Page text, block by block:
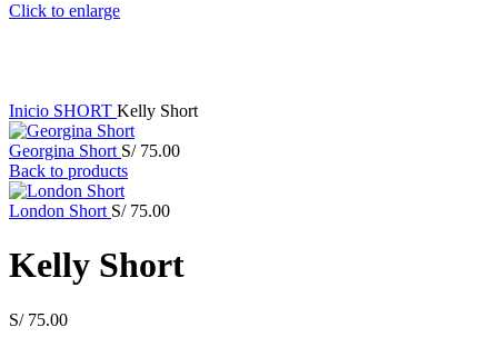
Click to enlarge
Inicio SHORT Kelly Short
Georgina Short S/75.00
Back to products
London Short S/75.00
Kelly Short
S/75.00